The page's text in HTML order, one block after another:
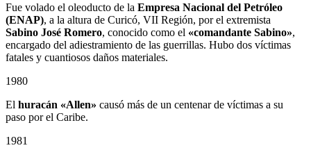
Fue volado el oleoducto de la Empresa Nacional del Petróleo
(ENAP), a la altura de Curicó, VII Región, por el extremista
Sabino José Romero, conocido como el «comandante Sabino»,
encargado del adiestramiento de las guerrillas. Hubo dos víctimas
fatales y cuantiosos daños materiales.
1980
El huracán «Allen» causó más de un centenar de víctimas a su
paso por el Caribe.
1981